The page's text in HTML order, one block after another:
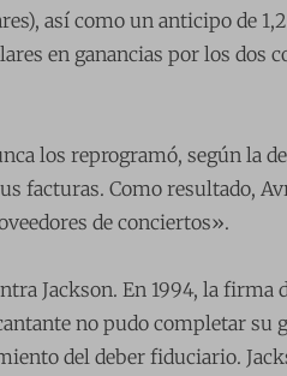
así como un anticipo de
en ganancias por los dos
los reprogramó, según la
facturas. Como resultado,
de conciertos».
Jackson. En 1994, la firma
no pudo completar su
del deber fiduciario.